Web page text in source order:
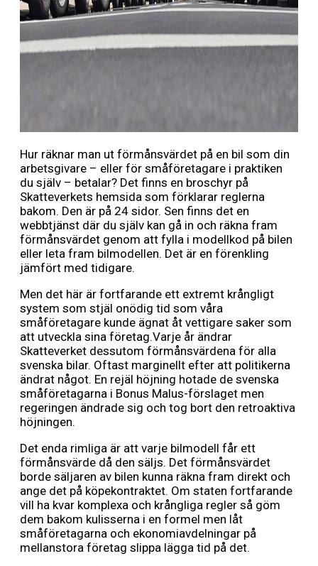
Hur räknar man ut förmånsvärdet på en bil som din
arbetsgivare – eller för småföretagare i praktiken
du själv – betalar? Det finns en broschyr på
Skatteverkets hemsida som förklarar reglerna
bakom. Den är på 24 sidor. Sen finns det en
webbtjänst där du själv kan gå in och räkna fram
förmånsvärdet genom att fylla i modellkod på bilen
eller leta fram bilmodellen. Det är en förenkling
jämfört med tidigare.
Men det här är fortfarande ett extremt krångligt
system som stjäl onödig tid som våra
småföretagare kunde ägnat åt vettigare saker som
att utveckla sina företag.Varje år ändrar
Skatteverket dessutom förmånsvärdena för alla
svenska bilar. Oftast marginellt efter att politikerna
ändrat något. En rejäl höjning hotade de svenska
småföretagarna i Bonus Malus-förslaget men
regeringen ändrade sig och tog bort den retroaktiva
höjningen.
Det enda rimliga är att varje bilmodell får ett
förmånsvärde då den säljs. Det förmånsvärdet
borde säljaren av bilen kunna räkna fram direkt och
ange det på köpekontraktet. Om staten fortfarande
vill ha kvar komplexa och krångliga regler så göm
dem bakom kulisserna i en formel men låt
småföretagarna och ekonomiavdelningar på
mellanstora företag slippa lägga tid på det.